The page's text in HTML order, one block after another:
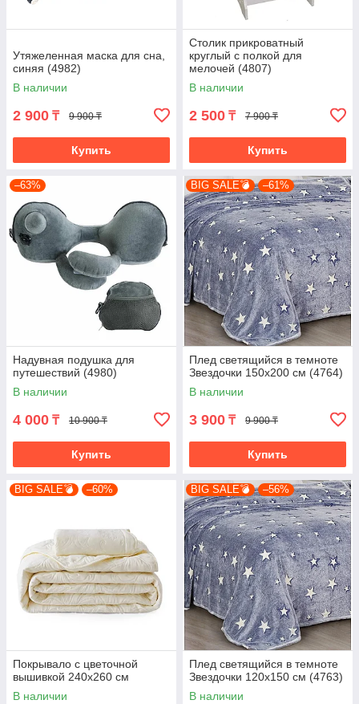
Утяжеленная маска для сна,
синяя (4982)
В наличии
2 900 ₸ 9 900 ₸
Купить
Столик прикроватный
круглый с полкой для
мелочей (4807)
В наличии
2 500 ₸ 7 900 ₸
Купить
–63%
Надувная подушка для
путешествий (4980)
В наличии
4 000 ₸ 10 900 ₸
Купить
BIG SALE💣 –61%
Плед светящийся в темноте
Звездочки 150х200 см (4764)
В наличии
3 900 ₸ 9 900 ₸
Купить
BIG SALE💣 –60%
Покрывало с цветочной
вышивкой 240х260 см
В наличии
BIG SALE💣 –56%
Плед светящийся в темноте
Звездочки 120х150 см (4763)
В наличии